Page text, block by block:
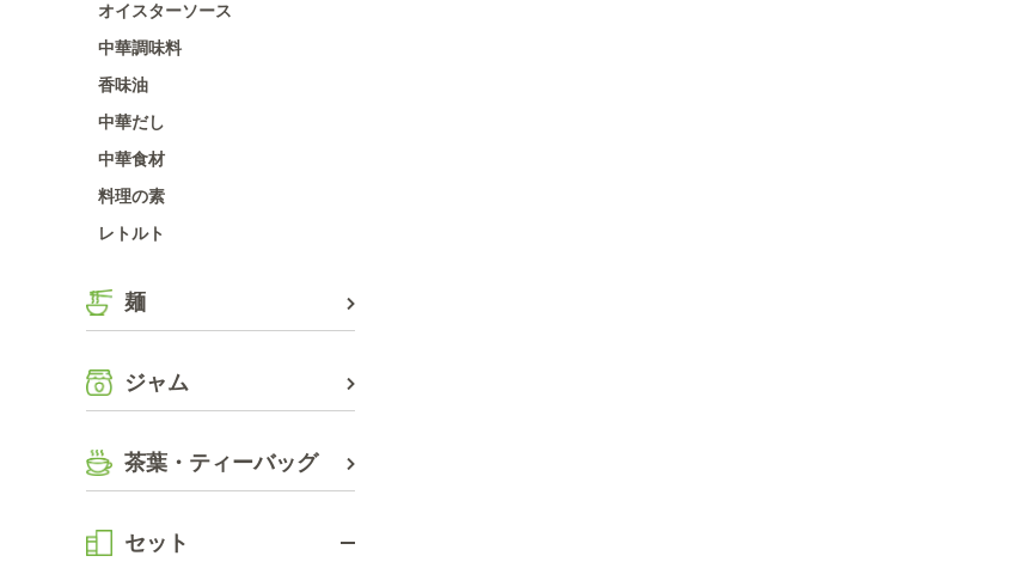
オイスターソース
中華調味料
香味油
中華だし
中華食材
料理の素
レトルト
麺
ジャム
茶葉・ティーバッグ
セット